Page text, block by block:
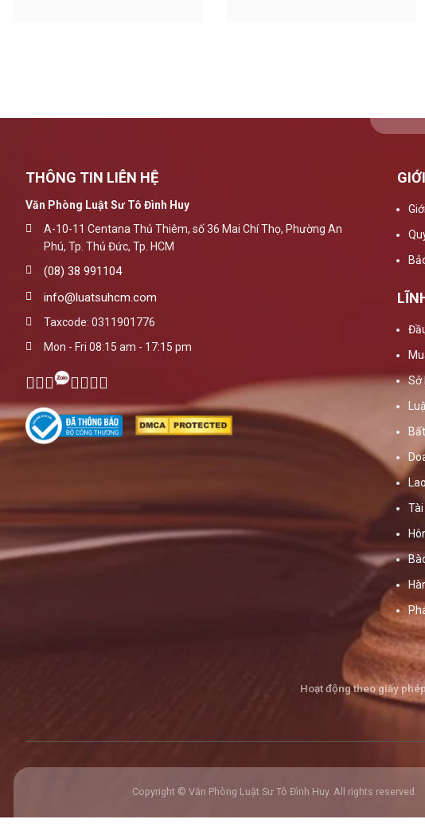
THÔNG TIN LIÊN HỆ
Văn Phòng Luật Sư Tô Đình Huy
A-10-11 Centana Thủ Thiêm, số 36 Mai Chí Thọ, Phường An
Phú, Tp. Thủ Đức, Tp. HCM
(08) 38 991104
info@luatsuhcm.com
Taxcode: 0311901776
Mon - Fri 08:15 am - 17:15 pm
Sở
Hoạt động theo giấy
Copyright © Văn Phòng Luật Sư Tô Đình Huy. All rights reserved.